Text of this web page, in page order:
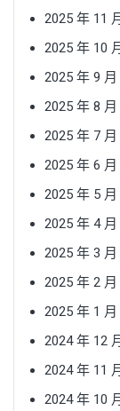
2025 年 11
2025 年 10
2025 年 9 月
2025 年 8 月
2025 年 7 月
2025 年 6 月
2025 年 5 月
2025 年 4 月
2025 年 3 月
2025 年 2 月
2025 年 1 月
2024 年 12
2024 年 11
2024 年 10